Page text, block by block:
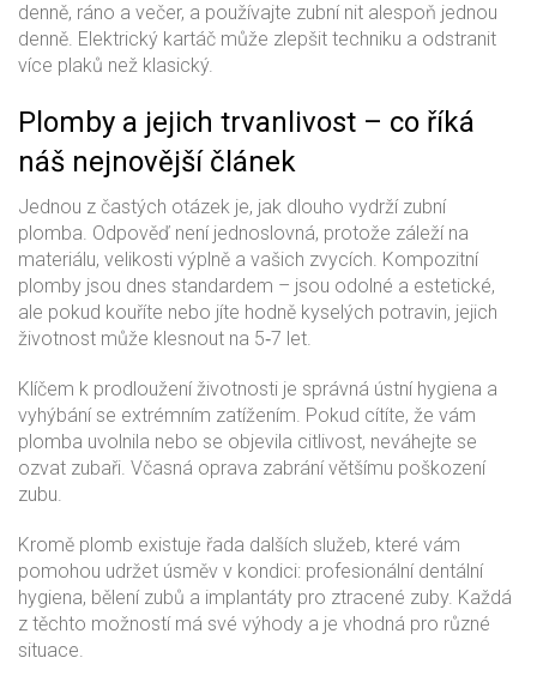
denně, ráno a večer, a používajte zubní nit alespoň jednou
denně. Elektrický kartáč může zlepšit techniku a odstranit
více plaků než klasický.
Plomby a jejich trvanlivost – co říká
náš nejnovější článek
Jednou z častých otázek je, jak dlouho vydrží zubní
plomba. Odpověď není jednoslovná, protože záleží na
materiálu, velikosti výplně a vašich zvycích. Kompozitní
plomby jsou dnes standardem – jsou odolné a estetické,
ale pokud kouříte nebo jíte hodně kyselých potravin, jejich
životnost může klesnout na 5‑7 let.
Klíčem k prodloužení životnosti je správná ústní hygiena a
vyhýbání se extrémním zatížením. Pokud cítíte, že vám
plomba uvolnila nebo se objevila citlivost, neváhejte se
ozvat zubaři. Včasná oprava zabrání většímu poškození
zubu.
Kromě plomb existuje řada dalších služeb, které vám
pomohou udržet úsměv v kondici: profesionální dentální
hygiena, bělení zubů a implantáty pro ztracené zuby. Každá
z těchto možností má své výhody a je vhodná pro různé
situace.